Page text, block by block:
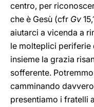
centro, per
che è Gesù (cfr Gv
aiutarci a vicenda a
le molteplici periferie
insieme la grazia
sofferente.
camminando
presentiamo i fratelli